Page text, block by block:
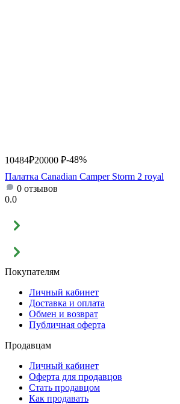
10484₽20000 ₽-48%
Палатка Canadian Camper Storm 2 royal
0 отзывов
0.0
Покупателям
Личный кабинет
Доставка и оплата
Обмен и возврат
Публичная оферта
Продавцам
Личный кабинет
Оферта для продавцов
Стать продавцом
Как продавать